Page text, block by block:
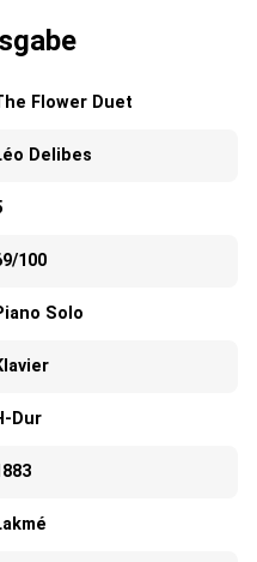
Flower Duet
Delibes
100
Solo
Dur